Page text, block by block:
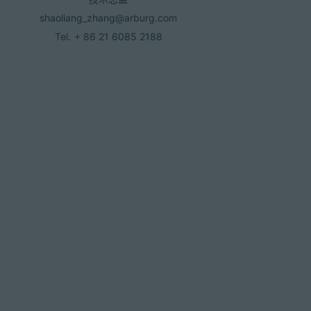
shaoliang_zhang@arburg.com
Tel.
+ 86 21 6085 2188